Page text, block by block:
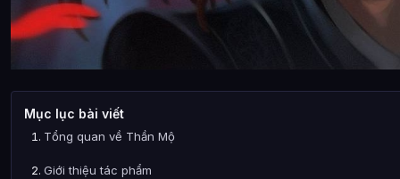
Mục lục bài viết
Tổng quan về Thần Mộ
Giới thiệu tác phẩm